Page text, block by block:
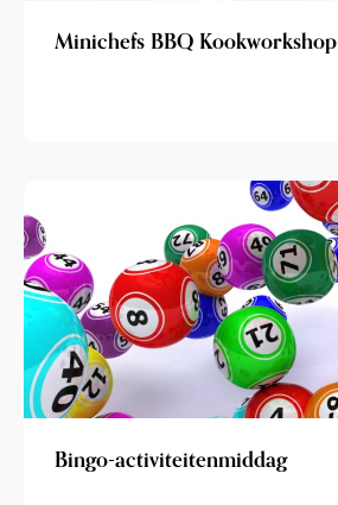
Minichefs BBQ Kookworkshop
Bingo-activiteitenmiddag